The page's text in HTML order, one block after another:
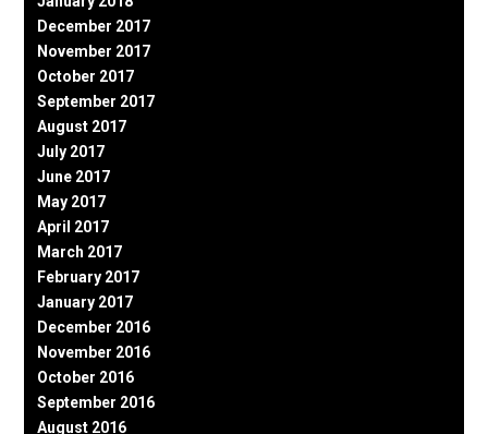
December 2017
November 2017
October 2017
September 2017
August 2017
July 2017
June 2017
May 2017
April 2017
March 2017
February 2017
January 2017
December 2016
November 2016
October 2016
September 2016
August 2016